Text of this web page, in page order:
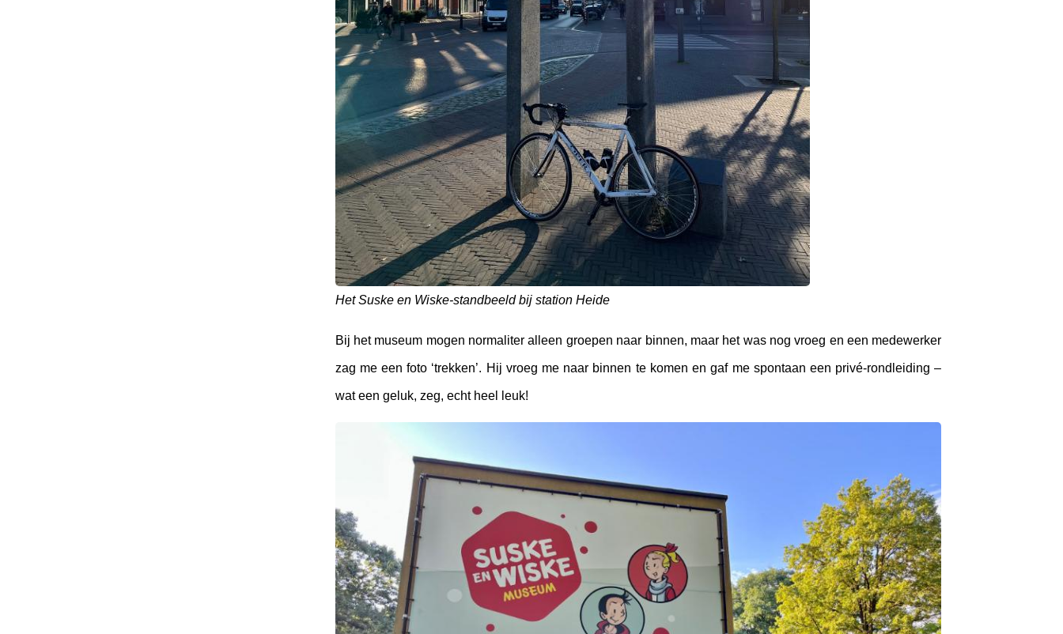
Het Suske en Wiske-standbeeld bij station Heide
Bij het museum mogen normaliter alleen groepen naar binnen, maar het was nog vroeg en een medewerker
zag me een foto ‘trekken’. Hij vroeg me naar binnen te komen en gaf me spontaan een privé-rondleiding –
wat een geluk, zeg, echt heel leuk!